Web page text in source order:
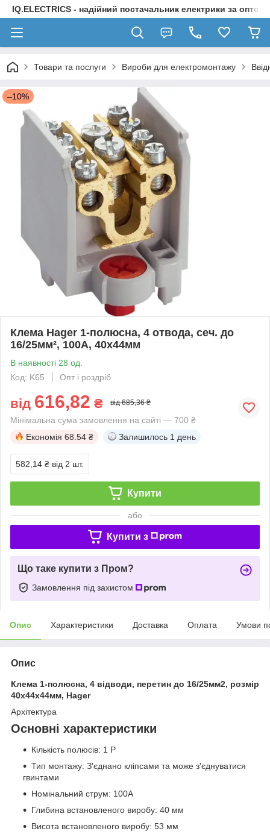
IQ.ELECTRICS - надійний постачальник електрики за
Товари та послуги Вироби для електромонтажу
–10%
Клема Hager 1-полюсна, 4 отвода, сеч. до
16/25мм², 100А, 40x44мм
В наявності 28 од.
Код: K65
Опт і роздріб
від 616,82 ₴ від 685,36 ₴
Мінімальна сума замовлення на сайті — 700 ₴
Економія 68.54 ₴ Залишилось 1 день
582,14 ₴ від 2 шт.
Купити
або
Купити з
Що таке купити з Пром?
Замовлення під захистом
Опис Характеристики Доставка Оплата Умови
Опис
Клема 1-полюсна, 4 відводи, перетин до 16/25мм2, розмір
40x44x44мм, Hager
Архітектура
Основні характеристики
Кількість полюсів: 1 P
Тип монтажу: З'єднано кліпсами та може з'єднуватися
гвинтами
Номінальний струм: 100A
Глибина встановленого виробу: 40 мм
Висота встановленого виробу: 53 мм